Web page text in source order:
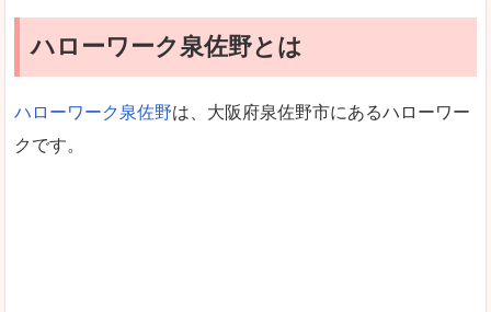
ハローワーク泉佐野とは
ハローワーク泉佐野は、大阪府泉佐野市にあるハローワー
クです。